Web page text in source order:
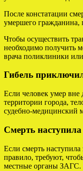
После констатации
умершего гражданина,
Чтобы осуществить
необходимо получить
врача поликлиники
Гибель
Если человек умер вне
территории города,
судебно-медицинский
Смерть
Если смерть
правило, требуют,
местные органы ЗАГС.